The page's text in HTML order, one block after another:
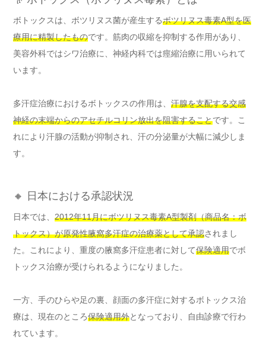
ボトックスは、ボツリヌス菌が産生するボツリヌス毒素A型を医
療用に精製したものです。筋肉の収縮を抑制する作用があり、
美容外科ではシワ治療に、神経内科では痙縮治療に用いられて
います。
多汗症治療におけるボトックスの作用は、 汗腺を支配する交感
神経の末端からのアセチルコリン放出を阻害することです。こ
れにより汗腺の活動が抑制され、汗の分泌量が大幅に減少しま
す。
🔸 日本における承認状況
日本では、 2012年11月にボツリヌス毒素A型製剤（商品名：ボ
トックス）が原発性腋窩多汗症の治療薬として承認されまし
た。これにより、重度の腋窩多汗症患者に対して保険適用でボ
トックス治療が受けられるようになりました。
一方、手のひらや足の裏、顔面の多汗症に対するボトックス治
療は、現在のところ保険適用外となっており、自由診療で行わ
れています。